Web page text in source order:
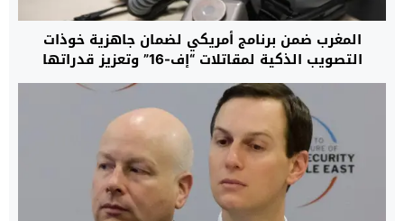
المغرب ضمن برنامج أمريكي لضمان جاهزية خوذات
التصويب الذكية لمقاتلات “إف-16” وتعزيز قدراتها
القتالية حتى عام 2032